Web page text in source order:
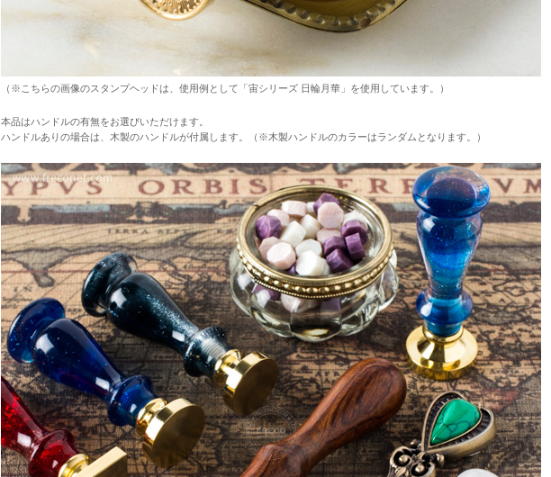
（※こちらの画像のスタンプヘッドは、使用例として「宙シリーズ 日輪月華」を使用しています。）
本品はハンドルの有無をお選びいただけます。
ハンドルありの場合は、木製のハンドルが付属します。（※木製ハンドルのカラーはランダムとなります。）